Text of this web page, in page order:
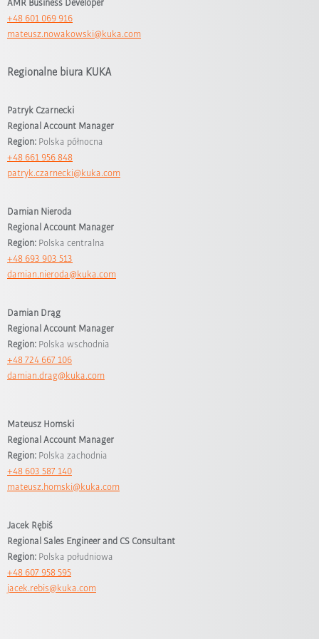
+48 601 069 916
mateusz.nowakowski@kuka.com
Regionalne biura KUKA
Patryk Czarnecki
Regional Account Manager
Region: Polska północna
+48 661 956 848
patryk.czarnecki@kuka.com
Damian Nieroda
Regional Account Manager
Region: Polska centralna
+48 693 903 513
damian.nieroda@kuka.com
Damian Drąg
Regional Account Manager
Region: Polska wschodnia
+48 724 667 106
damian.drag@kuka.com
Mateusz Homski
Regional Account Manager
Region: Polska zachodnia
+48 603 587 140
mateusz.homski@kuka.com
Jacek Rębiś
Regional Sales Engineer and CS Consultant
Region: Polska południowa
+48 607 958 595
jacek.rebis@kuka.com